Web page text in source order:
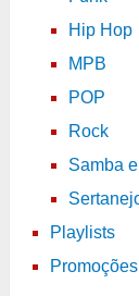
Hip Hop
MPB
POP
Rock
Samba
Playlists
Promoções